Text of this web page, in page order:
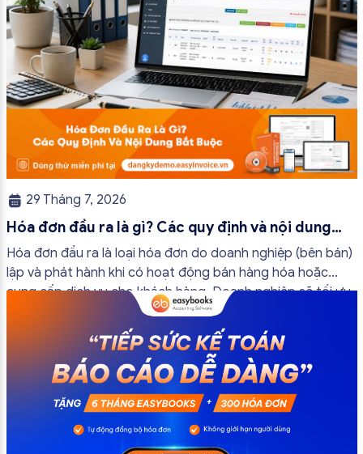
29 Tháng 7, 2026
Hóa đơn đầu ra là gì? Các quy định và nội dung
bắt buộc mới nhất
Hóa đơn đầu ra là loại hóa đơn do doanh nghiệp (bên bán)
lập và phát hành khi có hoạt động bán hàng hóa hoặc
cung cấp dịch vụ cho khách hàng. Doanh nghiệp sẽ tối ưu
quy trình vận hành và tránh được những án phạt hành
chính không đáng có nếu nắm rõ […]